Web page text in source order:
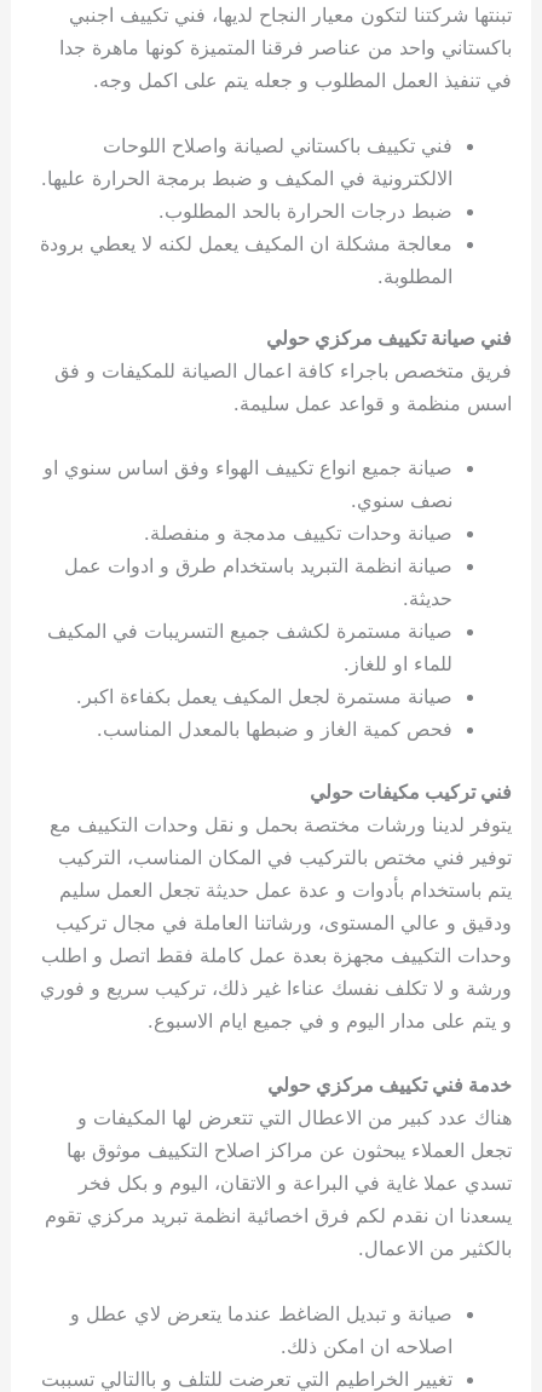
تبنتها شركتنا لتكون معيار النجاح لديها، فني تكييف اجنبي
باكستاني واحد من عناصر فرقنا المتميزة كونها ماهرة جدا
في تنفيذ العمل المطلوب و جعله يتم على اكمل وجه.
فني تكييف باكستاني لصيانة واصلاح اللوحات
الالكترونية في المكيف و ضبط برمجة الحرارة عليها.
ضبط درجات الحرارة بالحد المطلوب.
معالجة مشكلة ان المكيف يعمل لكنه لا يعطي برودة
المطلوبة.
فني صيانة تكييف مركزي حولي
فريق متخصص باجراء كافة اعمال الصيانة للمكيفات و فق
اسس منظمة و قواعد عمل سليمة.
صيانة جميع انواع تكييف الهواء وفق اساس سنوي او
نصف سنوي.
صيانة وحدات تكييف مدمجة و منفصلة.
صيانة انظمة التبريد باستخدام طرق و ادوات عمل
حديثة.
صيانة مستمرة لكشف جميع التسريبات في المكيف
للماء او للغاز.
صيانة مستمرة لجعل المكيف يعمل بكفاءة اكبر.
فحص كمية الغاز و ضبطها بالمعدل المناسب.
فني تركيب مكيفات حولي
يتوفر لدينا ورشات مختصة بحمل و نقل وحدات التكييف مع
توفير فني مختص بالتركيب في المكان المناسب، التركيب
يتم باستخدام بأدوات و عدة عمل حديثة تجعل العمل سليم
ودقيق و عالي المستوى، ورشاتنا العاملة في مجال تركيب
وحدات التكييف مجهزة بعدة عمل كاملة فقط اتصل و اطلب
ورشة و لا تكلف نفسك عناءا غير ذلك، تركيب سريع و فوري
و يتم على مدار اليوم و في جميع ايام الاسبوع.
خدمة فني تكييف مركزي حولي
هناك عدد كبير من الاعطال التي تتعرض لها المكيفات و
تجعل العملاء يبحثون عن مراكز اصلاح التكييف موثوق بها
تسدي عملا غاية في البراعة و الاتقان، اليوم و بكل فخر
يسعدنا ان نقدم لكم فرق اخصائية انظمة تبريد مركزي تقوم
بالكثير من الاعمال.
صيانة و تبديل الضاغط عندما يتعرض لاي عطل و
اصلاحه ان امكن ذلك.
تغيير الخراطيم التي تعرضت للتلف و باالتالي تسببت